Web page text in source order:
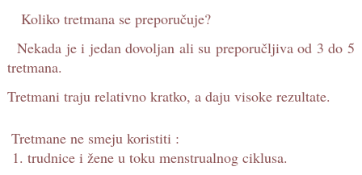
Koliko tretmana se preporučuje?
Nekada je i jedan dovoljan ali su preporučljiva od 3 do 5
tretmana.
Tretmani traju relativno kratko, a daju visoke rezultate.
Tretmane ne smeju koristiti :
1. trudnice i žene u toku menstrualnog ciklusa.